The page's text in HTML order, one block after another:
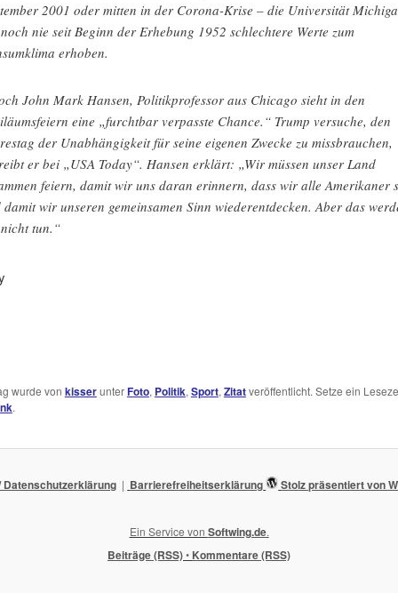
2001 oder mitten in der Corona-Krise – die Universität
nie seit Beginn der Erhebung 1952 schlechtere Werte zum
erhoben.
John Mark Hansen, Politikprofessor aus Chicago sieht in den
eine „furchtbar verpasste Chance.“ Trump versuche, den
der Unabhängigkeit für seine eigenen Zwecke zu missbrauchen,
er bei „USA Today“. Hansen erklärt: „Wir müssen unser Land
feiern, damit wir uns daran erinnern, dass wir alle Amerikaner
damit wir unseren gemeinsamen Sinn wiederentdecken. Aber das
tun.“
wurde von kisserunterFoto, Politik, Sport, Zitatveröffentlicht. Setze ein
.
Datenschutzerklärung Barrierefreiheitserklärung Stolz präsentiert von
Ein Service von Softwing.de.
Beiträge (RSS)• Kommentare (RSS)